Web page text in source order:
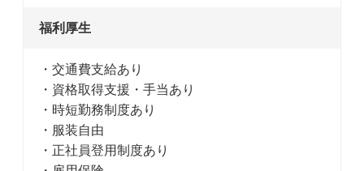
福利厚生
・交通費支給あり
・資格取得支援・手当あり
・時短勤務制度あり
・服装自由
・正社員登用制度あり